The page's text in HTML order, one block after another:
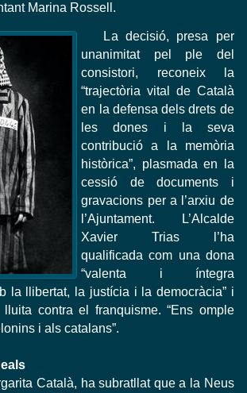
Marina Rossell.
La decisió, presa per
unanimitat pel ple del
consistori, reconeix la
“trajectòria vital de Català
en la defensa dels drets de
les dones i la seva
contribució a la memòria
històrica”, plasmada en la
cessió de documents i
gravacions per a l’arxiu de
l’Ajuntament. L’Alcalde
Xavier Trias l’ha
qualificada com una dona
“valenta i íntegra
la llibertat, la justícia i la democràcia” i
lluita contra el franquisme. “Ens omple
i als catalans”.
Català, ha subratllat que a la Neus